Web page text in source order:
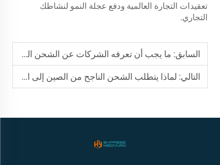
تعقيدات التجارة العالمية ودفع عجلة النمو لنشاطك
التجاري.
السابق: ما يجب أن تعرفه الشركات عن الشحن الدولي السريع من خلال خدمة البريد الأمريكية (USPS)
التالي: لماذا يتطلب الشحن الناجح من الصين إلى الولايات المتحدة استراتيجية دقيقة